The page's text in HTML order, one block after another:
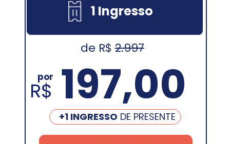
1 Ingresso
de R$ 2.997
197,00
por
R$
+1 INGRESSO DE PRESENTE